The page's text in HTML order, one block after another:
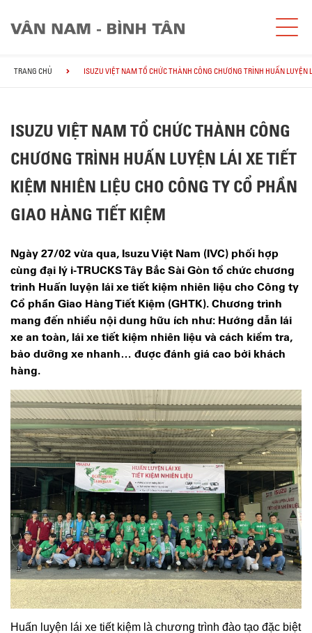
TRANG CHỦ ISUZU VIỆT NAM TỔ CHỨC THÀNH CÔNG CHƯƠNG TRÌNH HUẤN
ISUZU VIỆT NAM TỔ CHỨC THÀNH CÔNG
CHƯƠNG TRÌNH HUẤN LUYỆN LÁI XE TIẾT
KIỆM NHIÊN LIỆU CHO CÔNG TY CỔ PHẦN
GIAO HÀNG TIẾT KIỆM
Ngày 27/02 vừa qua, Isuzu Việt Nam (IVC) phối hợp
cùng đại lý i-TRUCKS Tây Bắc Sài Gòn tổ chức chương
trình Huấn luyện lái xe tiết kiệm nhiên liệu cho Công ty
Cổ phần Giao Hàng Tiết Kiệm (GHTK). Chương trình
mang đến nhiều nội dung hữu ích như: Hướng dẫn lái
xe an toàn, lái xe tiết kiệm nhiên liệu và cách kiểm tra,
bảo dưỡng xe nhanh… được đánh giá cao bởi khách
hàng.
Huấn luyện lái xe tiết kiệm là chương trình đào tạo đặc biệt